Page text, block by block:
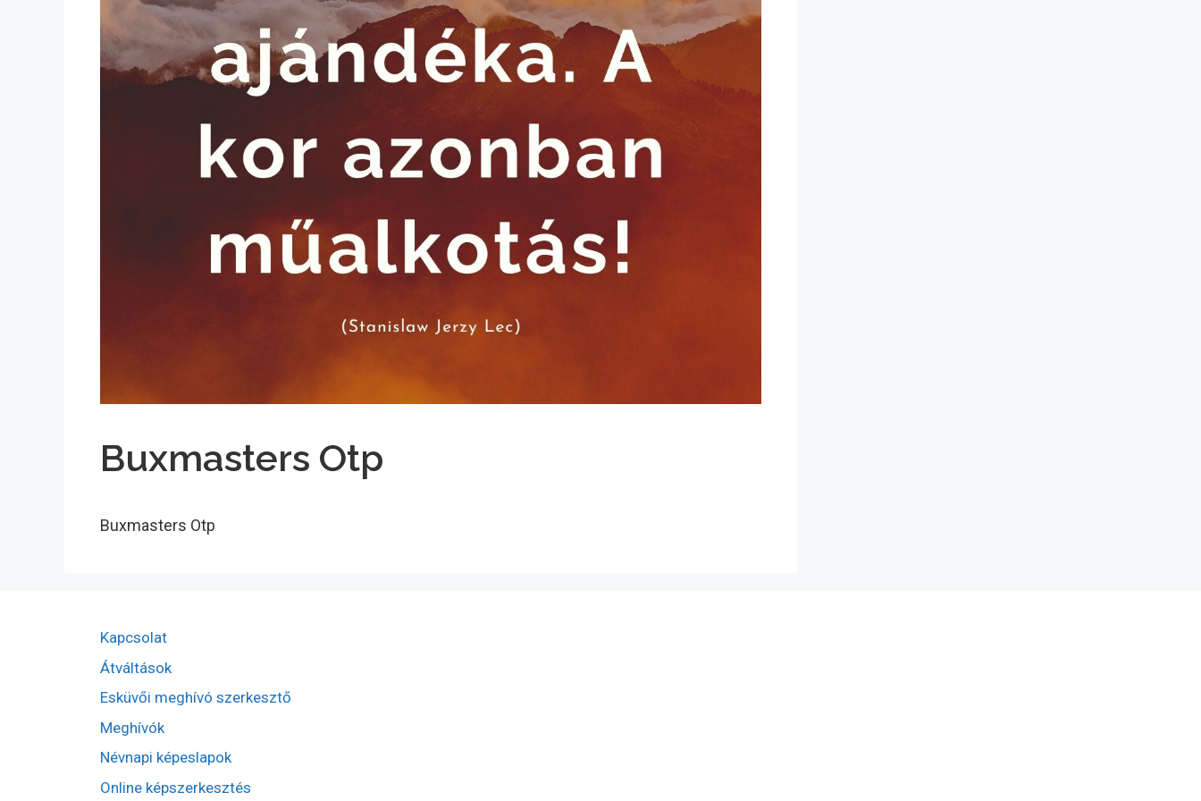
Buxmasters Otp
Buxmasters Otp
Kapcsolat
Átváltások
Esküvői meghívó szerkesztő
Meghívók
Névnapi képeslapok
Online képszerkesztés